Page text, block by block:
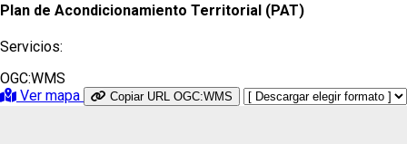
Plan de Acondicionamiento Territorial (PAT)
Servicios:
OGC:WMS
Ver mapa
Copiar URL OGC:WMS